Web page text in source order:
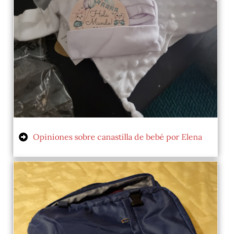
Opiniones sobre canastilla de bebé por Elena